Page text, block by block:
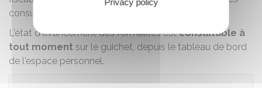
consulaires, etc.) traitent les informations reçues.
L'état d'avancement des formalités estconsultable à
tout moment sur le guichet, depuis le tableau de bord
de l'espace personnel.